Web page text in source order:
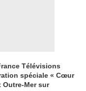
Télévisions
spéciale « Cœur
Outre-Mer sur